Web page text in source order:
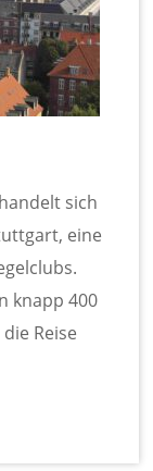
sich
eine
knapp 400
Reise